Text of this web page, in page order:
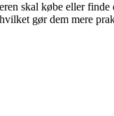
skal købe eller finde
gør dem mere